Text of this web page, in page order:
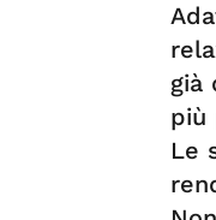
già
più
Le